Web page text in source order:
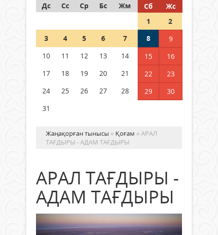
05 тамыз 2026 ж. 145
Шетелде жүрген Қазақстан
азаматтары қалай дауыс бере
Дс
Сс Ср Бс Жм Сб
Жс
1
2
3
4 5 6 7 8
9
10
11 12 13 14 15
16
17
18 19 20 21 22
23
24
25 26 27 28 29
30
31
Жаңақорған тынысы » Қоғам » АРАЛ
ТАҒДЫРЫ - АДАМ ТАҒДЫРЫ
АРАЛ ТАҒДЫРЫ -
АДАМ ТАҒДЫРЫ